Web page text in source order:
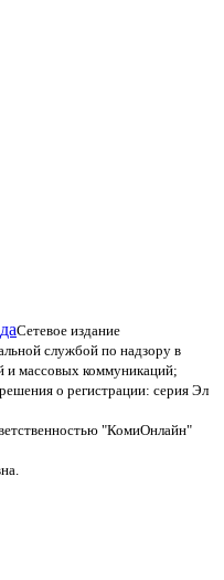
Сетевое издание
службой по надзору в
и массовых коммуникаций;
о регистрации: серия Эл
"КомиОнлайн"